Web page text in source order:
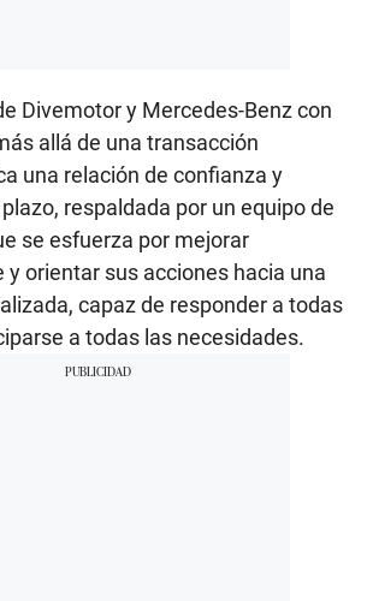
Divemotor y Mercedes-Benz con
allá de una transacción
una relación de confianza y
respaldada por un equipo de
se esfuerza por mejorar
orientar sus acciones hacia una
capaz de responder a todas
a todas las necesidades.